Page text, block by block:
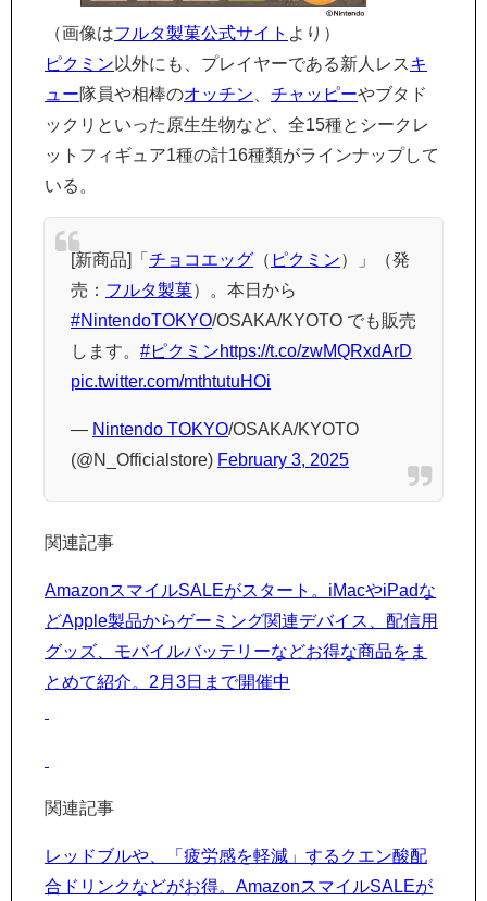
（画像はフルタ製菓公式サイト より）
ピクミン 以外にも、プレイヤーである新人レスキ
ュー隊員や相棒のオッチン チャッピーやブタド
ックリといった原生生物など、全15種とシークレ
ットフィギュア1種の計16種類がラインナップして
いる。
[新商品]「 チョコエッグ （ ピクミン）」（発
売： フルタ製菓）。本日から
#NintendoTOKYO/OSAKA/KYOTO でも販売
します。 #ピクミンhttps://t.co/zwMQRxdArD
pic.twitter.com/mthtutuHOi
— Nintendo TOKYO/OSAKA/KYOTO
(@N_Officialstore) February 3, 2025
関連記事
AmazonスマイルSALEがスタート。iMacやiPadな
どApple製品からゲーミング関連デバイス、配信用
グッズ、モバイルバッテリーなどお得な商品をま
とめて紹介。2月3日まで開催中
関連記事
レッドブルや、「疲労感を軽減」するクエン酸配
合ドリンクなどがお得。AmazonスマイルSALEが